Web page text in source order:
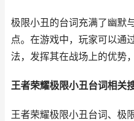
极限小丑的台词充满了幽默
点。在游戏中，玩家可以通
法，发挥其在战场上的优势
王者荣耀极限小丑台词相关
王者荣耀极限小丑台词、极